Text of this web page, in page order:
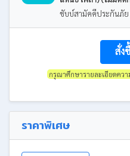
ชับบ์สามัคคีประกันภัย
สั่ง
กรุณาศึกษารายละเอียดคว
ราคาพิเศษ